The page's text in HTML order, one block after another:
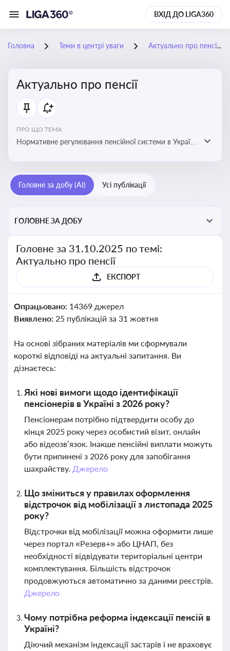
ВХІД ДО LIGA360
Головна Теми в центрі уваги Актуально про пенсії
Актуально про пенсії
ПРО ЩО ТЕМА:
Нормативне регулювання пенсійної системи в Україні
Головне за добу (AI) Усі публікації
ГОЛОВНЕ ЗА ДОБУ
Головне за 31.10.2025 по темі:
Актуально про пенсії
ЕКСПОРТ
Опрацьовано: 14369 джерел
Виявлено: 25 публікацій за 31 жовтня
На основі зібраних матеріалів ми сформували
короткі відповіді на актуальні запитання. Ви
дізнаєтесь:
Які нові вимоги щодо ідентифікації
пенсіонерів в Україні з 2026 року?
Пенсіонерам потрібно підтвердити особу до
кінця 2025 року через особистий візит, онлайн
або відеозв’язок. Інакше пенсійні виплати можуть
бути припинені з 2026 року для запобігання
шахрайству. Джерело
Що зміниться у правилах оформлення
відстрочок від мобілізації з листопада 2025
року?
Відстрочки від мобілізації можна оформити лише
через портал «Резерв+» або ЦНАП, без
необхідності відвідувати територіальні центри
комплектування. Більшість відстрочок
продовжуються автоматично за даними реєстрів.
Джерело
Чому потрібна реформа індексації пенсій в
Україні?
Діючий механізм індексації застарів і не враховує